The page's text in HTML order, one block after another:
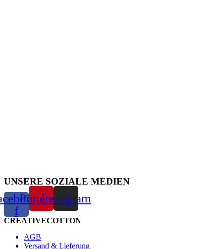
UNSERE SOZIALE MEDIEN
f
PinterestInstagram
CREATIVECOTTON
AGB
Versand & Lieferung